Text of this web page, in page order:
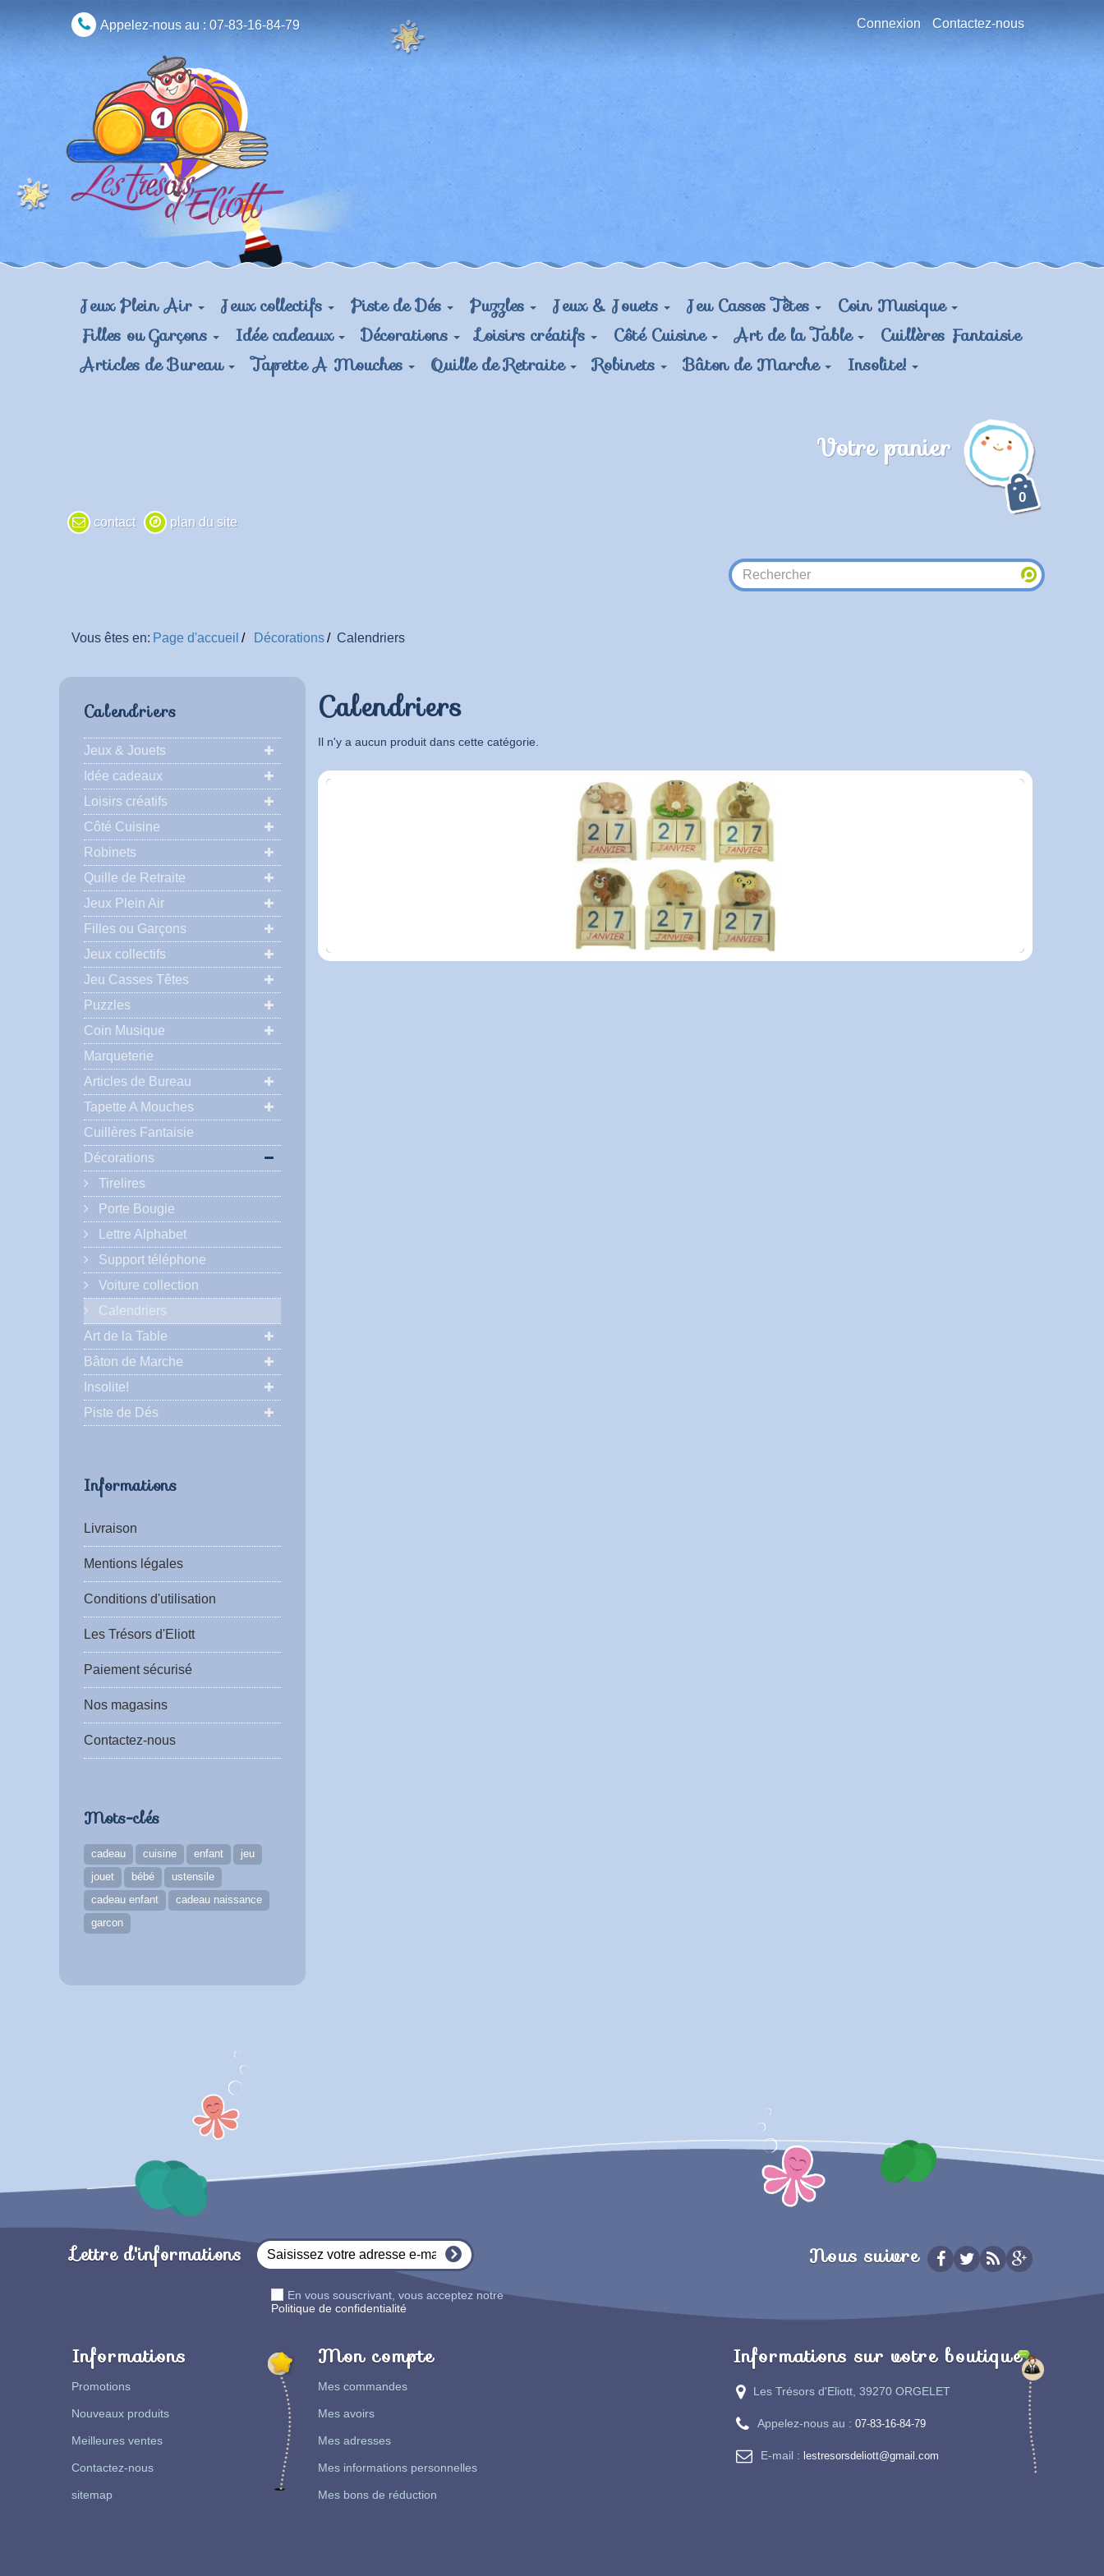
Contactez-nous
Appelez-nous au : 07-83-16-84-79 Connexion
Jeux Plein Air Jeux collectifs Piste de Dés Puzzles Jeux & Jouets Jeu Casses Têtes
Coin Musique
Filles ou Garçons
Idée cadeaux Décorations Loisirs créatifs Côté Cuisine Art de la Table
Cuillères Fantaisie
Articles de Bureau
Tapette A Mouches Quille de Retraite Robinets Bâton de Marche Insolite!
Votre panier
0
contact plan du site
Vous êtes en: Page d'accueil Décorations Calendriers
Calendriers
Jeux & Jouets
Idée cadeaux
Loisirs créatifs
Côté Cuisine
Robinets
Quille de Retraite
Jeux Plein Air
Filles ou Garçons
Jeux collectifs
Jeu Casses Têtes
Puzzles
Coin Musique
Marqueterie
Articles de Bureau
Tapette A Mouches
Cuillères Fantaisie
Décorations
Tirelires
Porte Bougie
Lettre Alphabet
Support téléphone
Voiture collection
Calendriers
Art de la Table
Bâton de Marche
Insolite!
Piste de Dés
Informations
Livraison
Mentions légales
Conditions d'utilisation
Les Trésors d'Eliott
Paiement sécurisé
Nos magasins
Contactez-nous
Mots-clés
cadeau cuisine enfant
jeu
jouet
bébé
ustensile
cadeau enfant
cadeau naissance
garcon
Calendriers
Il n'y a aucun produit dans cette catégorie.
Lettre d'informations
En vous souscrivant, vous acceptez notre
Politique de confidentialité
Nous suivre
Informations
Promotions
Nouveaux produits
Meilleures ventes
Contactez-nous
sitemap
Mon compte
Mes commandes
Mes avoirs
Mes adresses
Mes informations personnelles
Mes bons de réduction
Informations sur votre boutique
Les Trésors d'Eliott, 39270 ORGELET
Appelez-nous au : 07-83-16-84-79
E-mail : lestresorsdeliott@gmail.com